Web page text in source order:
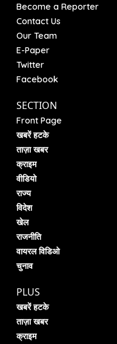
Become a Reporter
Contact Us
Our Team
E-Paper
Twitter
Facebook
SECTION
Front Page
खबरें हटके
ताज़ा खबर
क्राइम
वीडियो
राज्य
विदेश
खेल
राजनीति
वायरल विडिओ
चुनाव
PLUS
खबरें हटके
ताज़ा खबर
क्राइम